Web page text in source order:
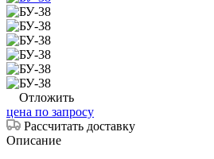
Отложить
цена по запросу
Рассчитать доставку
Описание